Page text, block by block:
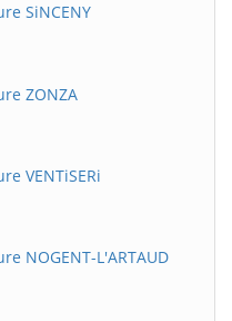
SiNCENY
ZONZA
VENTiSERi
NOGENT-L'ARTAUD